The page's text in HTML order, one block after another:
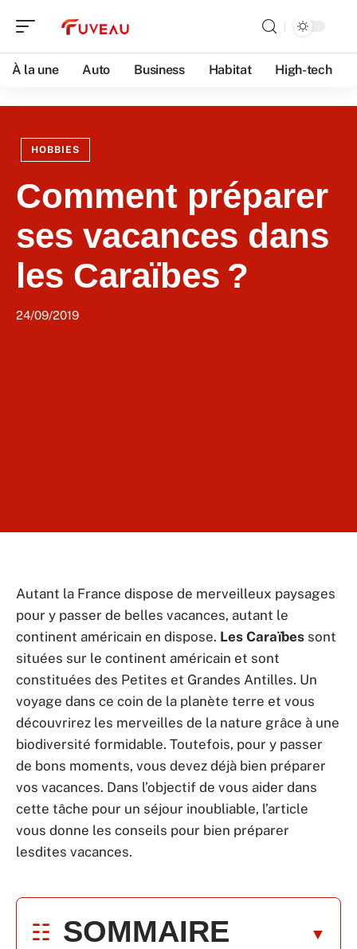
À la une Auto Business Habitat High-tech
HOBBIES
Comment préparer
ses vacances dans
les Caraïbes ?
24/09/2019
Autant la France dispose de merveilleux paysages
pour y passer de belles vacances, autant le
continent américain en dispose. Les Caraïbes sont
situées sur le continent américain et sont
constituées des Petites et Grandes Antilles. Un
voyage dans ce coin de la planète terre et vous
découvrirez les merveilles de la nature grâce à une
biodiversité formidable. Toutefois, pour y passer
de bons moments, vous devez déjà bien préparer
vos vacances. Dans l’objectif de vous aider dans
cette tâche pour un séjour inoubliable, l’article
vous donne les conseils pour bien préparer
lesdites vacances.
SOMMAIRE